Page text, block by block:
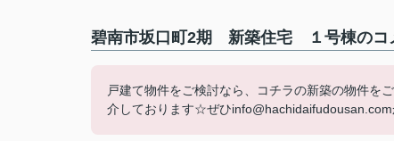
碧南市坂口町2期 新築住宅 １号棟のコ
戸建て物件をご検討なら、コチラの新築の物件を
介しております☆ぜひ